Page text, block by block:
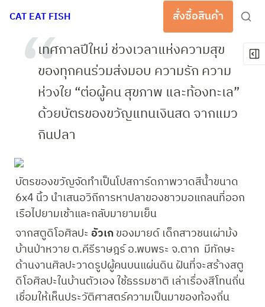
CAT EAT FISH สั่งซื้อสินค้า
เทศกาลปีใหม่ ช่วงเวลาแห่งความสุข
ของทุกคนร่วมส่งมอบ ความรัก ความ
ห่วงใย “ต่อผู้คน สุขภาพ และท้องทะเล”
ด้วยบัตรของขวัญแทนเงินสด จากแมว
กินปลา
บัตรของขวัญจัดทำเป็นโปสการ์ดภาพวาดสีน้ำขนาด
6x4 นิ้ว นำเสนอวิถีการหาปลาของชาวมอแกลนที่ออก
เรือไปยามเช้าและกลับมายามเย็น
จากสตูดิโอศิลปะ อัวเก ของมายด์ เด็กสาวชนเผ่าม้ง
บ้านป่าหวาย ต.คีรีราษฎร์ อ.พบพระ จ.ตาก  มีทักษะ
ด้านงานศิลปะวาดรูปผู้คนบนแผ่นดิน ฝันที่จะสร้างสตู
ดิโอศิลปะในบ้านตัวเอง ใช้ธรรมชาติ เล่าเรื่องสีโทนถิ่น
เชื่อมให้เห็นประวัติศาสตร์ความเป็นมาของท้องถิ่น